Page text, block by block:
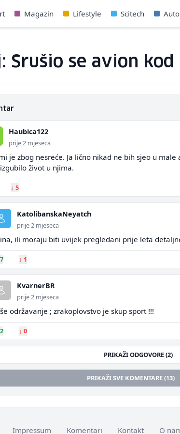
Magazin Lifestyle Scitech Auto
Srušio se avion
Haubica122
prije 2 mjeseca
je zbog nesreće. Ja lično nikad ne bih sjeo u
život u njima.
↓ 5
KatolibanskaNeyatch
prije 2 mjeseca
ili moraju biti uvijek pregledani prije leta
↓ 1
KvarnerBR
prije 2 mjeseca
održavanje ; zrakoplovstvo je skup sport !!!
↓ 0
PRIKAŽI ODGOVORE (2)
PRIKAŽI SVE KOMENTARE (13)
Impressum Komentari Kontakt O